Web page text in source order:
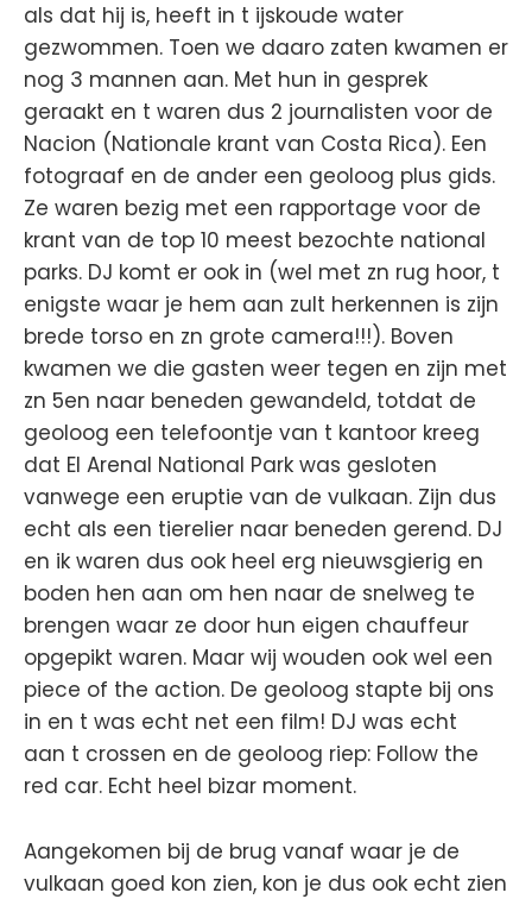
als dat hij is, heeft in t ijskoude water
gezwommen. Toen we daaro zaten kwamen er
nog 3 mannen aan. Met hun in gesprek
geraakt en t waren dus 2 journalisten voor de
Nacion (Nationale krant van Costa Rica). Een
fotograaf en de ander een geoloog plus gids.
Ze waren bezig met een rapportage voor de
krant van de top 10 meest bezochte national
parks. DJ komt er ook in (wel met zn rug hoor, t
enigste waar je hem aan zult herkennen is zijn
brede torso en zn grote camera!!!). Boven
kwamen we die gasten weer tegen en zijn met
zn 5en naar beneden gewandeld, totdat de
geoloog een telefoontje van t kantoor kreeg
dat El Arenal National Park was gesloten
vanwege een eruptie van de vulkaan. Zijn dus
echt als een tierelier naar beneden gerend. DJ
en ik waren dus ook heel erg nieuwsgierig en
boden hen aan om hen naar de snelweg te
brengen waar ze door hun eigen chauffeur
opgepikt waren. Maar wij wouden ook wel een
piece of the action. De geoloog stapte bij ons
in en t was echt net een film! DJ was echt
aan t crossen en de geoloog riep: Follow the
red car. Echt heel bizar moment.
Aangekomen bij de brug vanaf waar je de
vulkaan goed kon zien, kon je dus ook echt zien